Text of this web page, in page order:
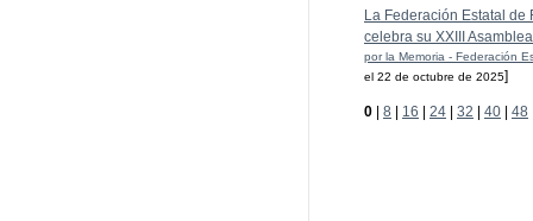
La Federación Estatal de
celebra su XXIII
por la Memoria - Federación
el 22 de octubre de 2025]
0 | 8 | 16 | 24 | 32 | 40 | 48